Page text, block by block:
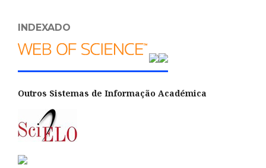
INDEXADO
Outros Sistemas de Informação Académica